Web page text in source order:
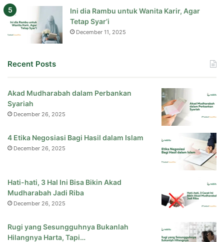
Ini dia Rambu untuk Wanita Karir, Agar
Tetap Syar’i
December 11, 2025
Recent Posts
Akad Mudharabah dalam Perbankan
Syariah
December 26, 2025
4 Etika Negosiasi Bagi Hasil dalam Islam
December 26, 2025
Hati-hati, 3 Hal Ini Bisa Bikin Akad
Mudharabah Jadi Riba
December 26, 2025
Rugi yang Sesungguhnya Bukanlah
Hilangnya Harta, Tapi…